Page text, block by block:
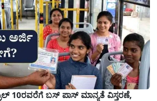
10ರವರೆಗೆ ಬಸ್ ಪಾಸ್ ಮಾನ್ಯತೆ ವಿಸ್ತರಣೆ,